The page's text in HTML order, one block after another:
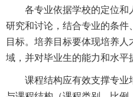
各专业依据学校的定位和
研究和讨论，结合专业的条
目标。培养目标要体现培养
域，并对毕业生的能力和水平
课程结构应有效支撑专业